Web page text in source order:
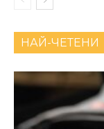
НАЙ-ЧЕТЕНИ